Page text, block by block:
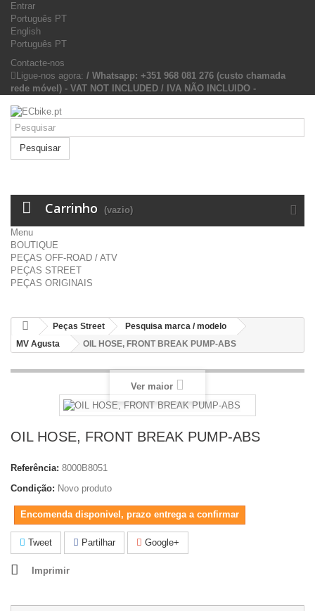
Entrar
Português PT
English
Português PT
Contacte-nos
Ligue-nos agora: / Whatsapp: +351 968 081 276 (custo chamada
rede móvel) - VAT NOT INCLUDED / IVA NÃO INCLUIDO -
Pesquisar
Carrinho (vazio)
Menu
BOUTIQUE
PEÇAS OFF-ROAD / ATV
PEÇAS STREET
PEÇAS ORIGINAIS
Peças Street
Pesquisa marca / modelo
MV Agusta
OIL HOSE, FRONT BREAK PUMP-ABS
Ver maior
OIL HOSE, FRONT BREAK PUMP-ABS
Referência: 8000B8051
Condição: Novo produto
Encomenda disponivel, prazo entrega a confirmar
Tweet Partilhar Google+
Imprimir